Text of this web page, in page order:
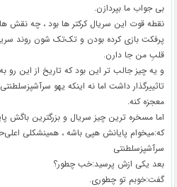
بی جواب ما بپردازن.
نقطه قوت این سریال کرکتر ها بود ، چه
پرفکت بازی کرده بودن و تک‌تک شون روند
قلبِ من جا دارن.
و یه چیز جالب تر این بود که تاریخ از این رو
تاثییرگذار داشت اما نه اینکه یهو
معجزه کنه.
اما مسخره ترین چیز سریال و بزرگترین باگش
سرآشپزسلطنتی
بعد یکی ازش پرسید:خب چطور؟
گفت:خوبم تو چطوری.